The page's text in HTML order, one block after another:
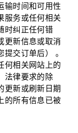
输时间和可用性
服务或任何相关
时纠正任何错
更新信息或取消
交订单后） 。
何相关网站上的
法律要求的除
更新或刷新日期
的所有信息已被